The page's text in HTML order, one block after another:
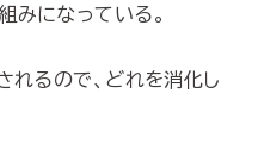
みになっている。
れるので、どれを消化し